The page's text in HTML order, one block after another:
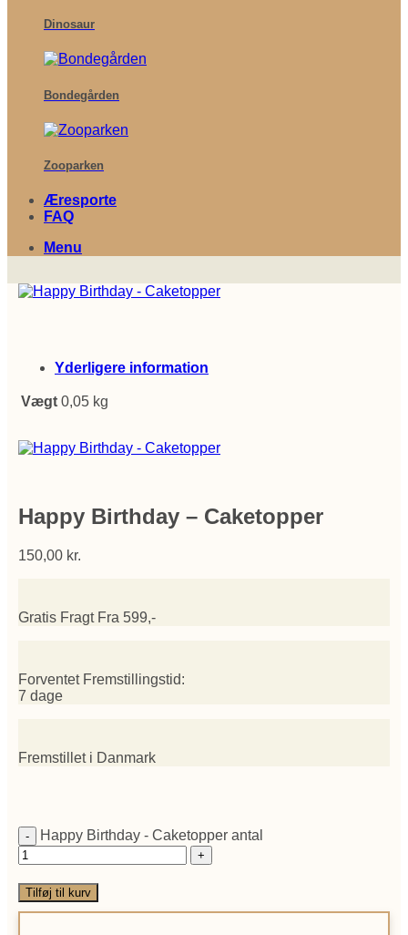
Dinosaur
Bondegården
Zooparken
Æresporte
FAQ
Menu
Yderligere information
Vægt 0,05 kg
Happy Birthday – Caketopper
150,00 kr.
Gratis Fragt Fra 599,-
Forventet Fremstillingstid:
7 dage
Fremstillet i Danmark
Happy Birthday - Caketopper antal
Tilføj til kurv